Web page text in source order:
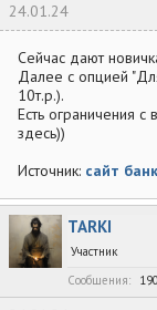
24.01.24
Сейчас дают
Далее с опцией
10т.р.).
Есть ограничения
здесь))
Источник: сайт
TARKI
Участник
Сообщения
190